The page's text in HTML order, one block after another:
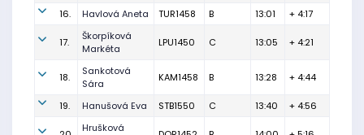
16. Havlová Aneta TUR1458 B 13:01 + 4:17
17.
Škorpíková
Markéta
LPU1450 C 13:05 + 4:21
18.
Sankotová
Sára
KAM1458 B 13:28 + 4:44
19. Hanušová Eva STB1550 C 13:40 + 4:56
Hrušková